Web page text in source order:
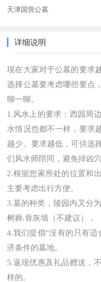
天津国营公墓
详细说明
现在大家对于公墓的要求
选择公墓要考虑哪些要点
聊一聊。
1.风水上的要求：西园周
水情况也都不一样，要求
越少。要求越低，可供选
们风水师陪同，避免掉凶
2.根据您家所处的位置和
主要考虑出行方便。
3.墓的种类，陵园内又分
树葬.骨灰墙（不建议），
4.我们提倡“没有的只有
济条件的墓地。
5.返现优惠及礼品赠送，
样的。